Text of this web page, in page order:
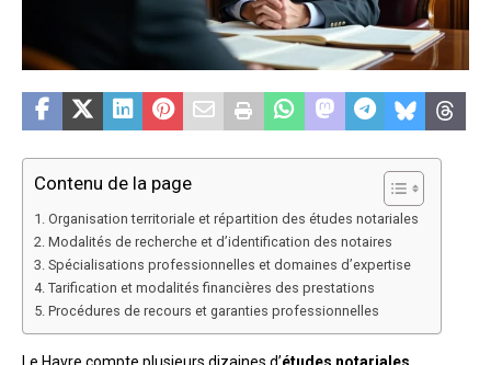
Contenu de la page
Organisation territoriale et répartition des études notariales
Modalités de recherche et d’identification des notaires
Spécialisations professionnelles et domaines d’expertise
Tarification et modalités financières des prestations
Procédures de recours et garanties professionnelles